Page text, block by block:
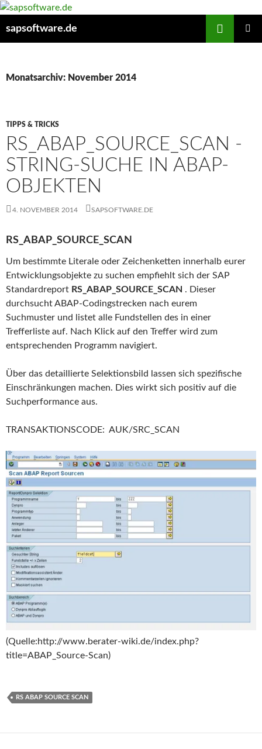
Zum
springen
sapsoftware.de
Monatsarchiv: November 2014
TIPPS & TRICKS
RS_ABAP_SOURCE_SCAN -
STRING-SUCHE IN ABAP-
OBJEKTEN
4. NOVEMBER 2014 SAPSOFTWARE.DE
RS_ABAP_SOURCE_SCAN
Um bestimmte Literale oder Zeichenketten innerhalb eurer
Entwicklungsobjekte zu suchen empfiehlt sich der SAP
Standardreport RS_ABAP_SOURCE_SCAN . Dieser
durchsucht ABAP-Codingstrecken nach eurem
Suchmuster und listet alle Fundstellen des in einer
Trefferliste auf. Nach Klick auf den Treffer wird zum
entsprechenden Programm navigiert.
Über das detaillierte Selektionsbild lassen sich spezifische
Einschränkungen machen. Dies wirkt sich positiv auf die
Suchperformance aus.
TRANSAKTIONSCODE: AUK/SRC_SCAN
(Quelle:http://www.berater-wiki.de/index.php?
title=ABAP_Source-Scan)
RS ABAP SOURCE SCAN